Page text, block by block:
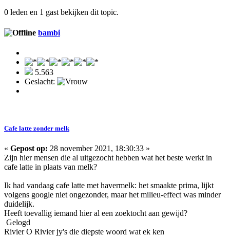
0 leden en 1 gast bekijken dit topic.
bambi
5.563
Geslacht:
Cafe latte zonder melk
« Gepost op: 28 november 2021, 18:30:33 »
Zijn hier mensen die al uitgezocht hebben wat het beste werkt in
cafe latte in plaats van melk?
Ik had vandaag cafe latte met havermelk: het smaakte prima, lijkt
volgens google niet ongezonder, maar het milieu-effect was minder
duidelijk.
Heeft toevallig iemand hier al een zoektocht aan gewijd?
Gelogd
Rivier O Rivier jy's die diepste woord wat ek ken